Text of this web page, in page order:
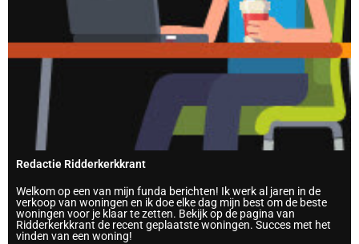
Redactie Ridderkerkkrant
Welkom op een van mijn funda berichten! Ik werk al jaren in de
verkoop van woningen en ik doe elke dag mijn best om de beste
woningen voor je klaar te zetten. Bekijk op de pagina van
Ridderkerkkrant de recent geplaatste woningen. Succes met het
vinden van een woning!